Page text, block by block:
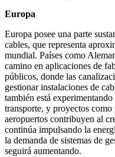
Europa
Europa posee una parte
cables, que representa
mundial. Países como
camino en aplicaciones de
públicos, donde las
gestionar instalaciones de
también está
transporte, y proyectos
aeropuertos contribuyen al
continúa impulsando la
la demanda de sistemas de
seguirá aumentando.